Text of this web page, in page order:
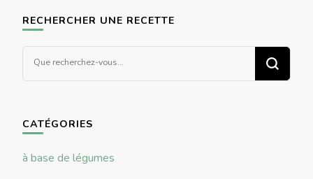
RECHERCHER UNE RECETTE
CATÉGORIES
à base de légumes